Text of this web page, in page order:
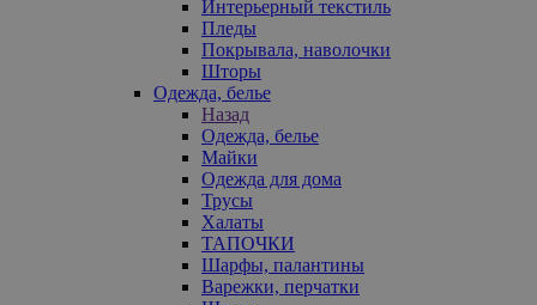
Интерьерный текстиль
Пледы
Покрывала, наволочки
Шторы
Одежда, белье
Назад
Одежда, белье
Майки
Одежда для дома
Трусы
Халаты
ТАПОЧКИ
Шарфы, палантины
Варежки, перчатки